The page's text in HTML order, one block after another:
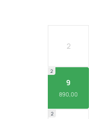
2
9
890,00
2
2